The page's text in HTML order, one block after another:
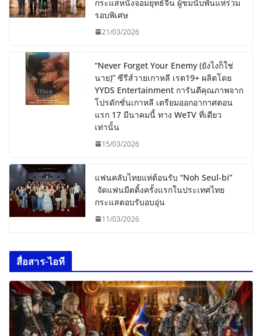
กระแสหนังจอมยุทธ์จีน ผู้ชมนับพันแห่ร่วม
รอบพิเศษ
21/03/2026
“Never Forget Your Enemy (ยังไงก็ใช่
นาย)” ซีรีส์วายเกาหลี เรต19+ ผลิตโดย
YYDS Entertainment การันตีคุณภาพจาก
โปรดักชั่นเกาหลี เตรียมออกอากาศตอน
แรก 17 มีนาคมนี้ ทาง WeTV ที่เดียว
เท่านั้น
15/03/2026
แฟนคลับไทยแห่ต้อนรับ “Noh Seul-bi”
จัดแฟนมีตติ้งครั้งแรกในประเทศไทย
กระแสตอบรับอบอุ่น
11/03/2026
สื่อสาร-ไอที